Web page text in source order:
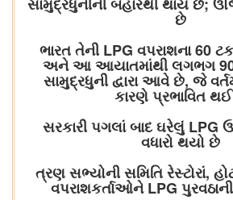
સામુદ્રધુનીની બહારથી થાય છે;
છે
ભારત તેની LPG વપરાશના 60
અને આ આયાતમાંથી લગભગ 90
સામુદ્રધુની દ્વારા આવે છે, જે
કારણે પ્રભાવિત
સરકારી પગલાં બાદ ઘરેલું LPG
વધારો થયો છે
ત્રણ સભ્યોની સમિતિ રેસ્ટોરાં,
વપરાશકર્તાઓને LPG